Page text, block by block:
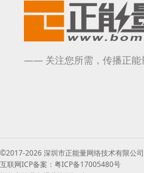
—— 关注您所需，传播正能
©2017-2026 深圳市正能量网络技术有限公
互联网ICP备案：粤ICP备17005480号